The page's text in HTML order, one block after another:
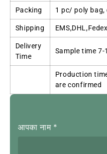
Packing 1 pc/ poly bag,
Shipping EMS,DHL,Fedex
Delivery
Time
Sample time 7-
Production
are confirmed
आपका नाम *